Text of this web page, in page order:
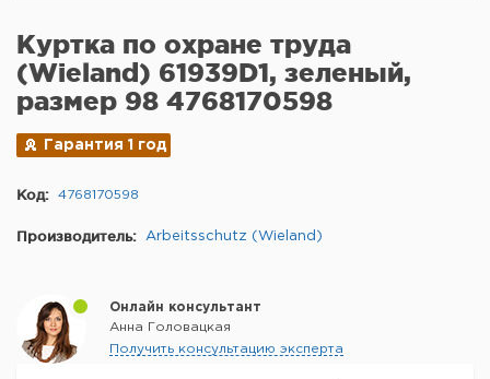
Куртка по охране труда
(Wieland) 61939D1, зеленый,
размер 98 4768170598
Гарантия 1 год
Код: 4768170598
Производитель: Arbeitsschutz (Wieland)
Онлайн консультант
Анна Головацкая
Получить консультацию эксперта